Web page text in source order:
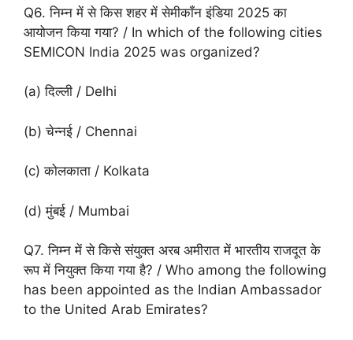
Q6. निम्न में से किस शहर में सेमीकॉंन इंडिया 2025 का
आयोजन किया गया? / In which of the following cities
SEMICON India 2025 was organized?
(a) दिल्ली / Delhi
(b) चेन्नई / Chennai
(c) कोलकाता / Kolkata
(d) मुंबई / Mumbai
Q7. निम्न में से किसे संयुक्त अरब अमीरात में भारतीय राजदूत के
रूप में नियुक्त किया गया है? / Who among the following
has been appointed as the Indian Ambassador
to the United Arab Emirates?